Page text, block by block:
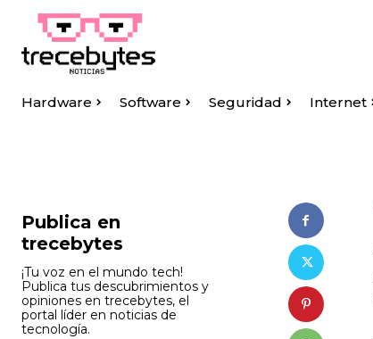
Hardware Software Seguridad Internet
Publica en
trecebytes
¡Tu voz en el mundo tech!
Publica tus descubrimientos y
opiniones en trecebytes, el
portal líder en noticias de
tecnología.